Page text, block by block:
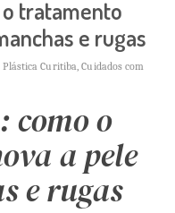
o tratamento
e rugas
Curitiba ,Cuidados com
como o
a pele
e rugas